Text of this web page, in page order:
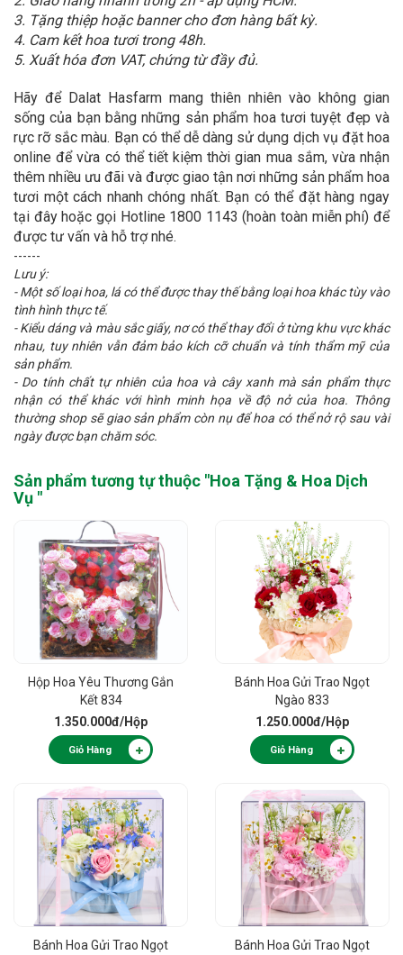
3. Tặng thiệp hoặc banner cho đơn hàng bất kỳ.
4. Cam kết hoa tươi trong 48h.
5. Xuất hóa đơn VAT, chứng từ đầy đủ.
Hãy để Dalat Hasfarm mang thiên nhiên vào không gian
sống của bạn bằng những sản phẩm hoa tươi tuyệt đẹp và
rực rỡ sắc màu. Bạn có thể dễ dàng sử dụng dịch vụ đặt hoa
online để vừa có thể tiết kiệm thời gian mua sắm, vừa nhận
thêm nhiều ưu đãi và được giao tận nơi những sản phẩm hoa
tươi một cách nhanh chóng nhất. Bạn có thể đặt hàng ngay
tại đây hoặc gọi Hotline 1800 1143 (hoàn toàn miễn phí) để
được tư vấn và hỗ trợ nhé.
------
Lưu ý:
- Một số loại hoa, lá có thể được thay thế bằng loại hoa khác tùy vào
tình hình thực tế.
- Kiểu dáng và màu sắc giấy, nơ có thể thay đổi ở từng khu vực khác
nhau, tuy nhiên vẫn đảm bảo kích cỡ chuẩn và tính thẩm mỹ của
sản phẩm.
- Do tính chất tự nhiên của hoa và cây xanh mà sản phẩm thực
nhận có thể khác với hình minh họa về độ nở của hoa. Thông
thường shop sẽ giao sản phẩm còn nụ để hoa có thể nở rộ sau vài
ngày được bạn chăm sóc.
Sản phẩm tương tự thuộc "Hoa Tặng & Hoa Dịch
Vụ "
Hộp Hoa Yêu Thương Gắn
Kết 834
1.350.000đ/Hộp
Giỏ Hàng
Bánh Hoa Gửi Trao Ngọt
Ngào 833
1.250.000đ/Hộp
Giỏ Hàng
Bánh Hoa Gửi Trao Ngọt
Bánh Hoa Gửi Trao Ngọt